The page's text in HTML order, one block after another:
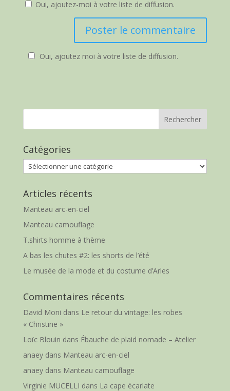
Oui, ajoutez-moi à votre liste de diffusion.
Oui, ajoutez moi à votre liste de diffusion.
Catégories
Catégories
Articles récents
Manteau arc-en-ciel
Manteau camouflage
T.shirts homme à thème
A bas les chutes #2: les shorts de l’été
Le musée de la mode et du costume d’Arles
Commentaires récents
David Moni dans Le retour du vintage: les robes
« Christine »
Loïc Blouin dans Ébauche de plaid nomade – Atelier
anaeydans Manteau arc-en-ciel
anaeydans Manteau camouflage
Virginie MUCELLI dans La cape écarlate